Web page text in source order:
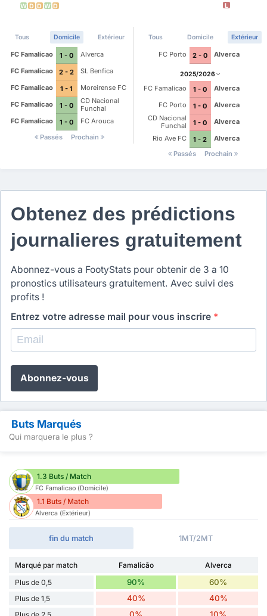
W D D W D L
Tous Domicile Extérieur
FC Famalicao 1 - 0
Alverca
FC Famalicao
2 - 2
SL Benfica
FC Famalicao
1 - 1
Moreirense FC
FC Famalicao
1 - 0
CD Nacional
Funchal
FC Famalicao
1 - 0
FC Arouca
Passés
Prochain
Tous Domicile Extérieur
FC Porto 2 - 0 Alverca
2025/2026
FC Famalicao 1 - 0
Alverca
FC Porto
1 - 0
Alverca
CD Nacional
Funchal
1 - 0
Alverca
Rio Ave FC
1 - 2
Alverca
Passés
Prochain
Obtenez des prédictions
journalieres gratuitement
Abonnez-vous a FootyStats pour obtenir de 3 a 10
pronostics utilisateurs gratuitement. Avec suivi des
profits !
Entrez votre adresse mail pour vous inscrire *
Abonnez-vous
Buts Marqués
Qui marquera le plus ?
1.3 Buts / Match
FC Famalicao (Domicile)
1.1 Buts / Match
Alverca (Extérieur)
fin du match 1MT/2MT
Marqué par match Famalicão
Alverca
Plus de 0,5
90% 60%
Plus de 1,5 40% 40%